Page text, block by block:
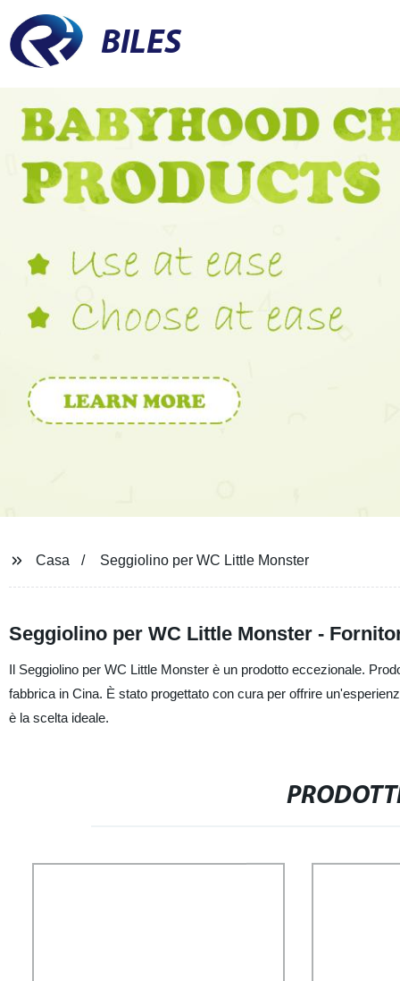
BILES
Casa Seggiolino per WC Little Monster
Seggiolino per WC Little Monster -
Il Seggiolino per WC Little Monster è un prodotto eccezionale.
fabbrica in Cina. È stato progettato con cura per offrire
è la scelta ideale.